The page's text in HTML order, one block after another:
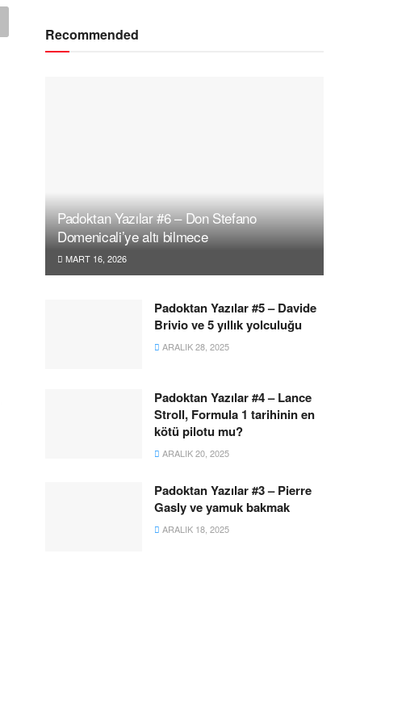
Recommended
Padoktan Yazılar #6 – Don Stefano
Domenicali’ye altı bilmece
MART 16, 2026
Padoktan Yazılar #5 – Davide
Brivio ve 5 yıllık yolculuğu
ARALIK 28, 2025
Padoktan Yazılar #4 – Lance
Stroll, Formula 1 tarihinin en
kötü pilotu mu?
ARALIK 20, 2025
Padoktan Yazılar #3 – Pierre
Gasly ve yamuk bakmak
ARALIK 18, 2025